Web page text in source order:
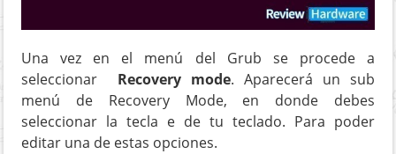
Una vez en el menú del Grub se procede a
seleccionar Recovery mode. Aparecerá un sub
menú de Recovery Mode, en donde debes
seleccionar la tecla e de tu teclado. Para poder
editar una de estas opciones.